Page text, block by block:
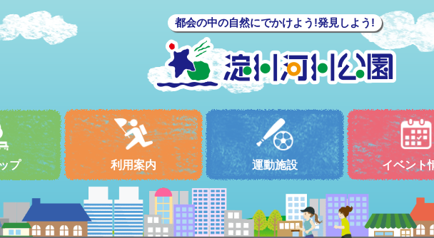
都会の中の自然にでかけよう!発見しよう!
プ 利用案内 運動施設 イベント